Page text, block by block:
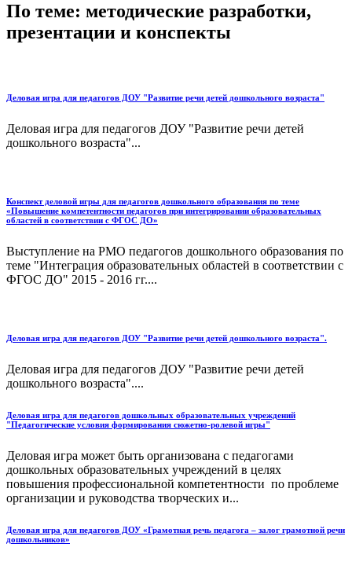
По теме: методические разработки,
презентации и конспекты
Деловая игра для педагогов ДОУ "Развитие речи детей дошкольного возраста"
Деловая игра для педагогов ДОУ "Развитие речи детей
дошкольного возраста"...
Конспект деловой игры для педагогов дошкольного образования по теме
«Повышение компетентности педагогов при интегрировании образовательных
областей в соответствии с ФГОС ДО»
Выступление на РМО педагогов дошкольного образования по
теме "Интеграция образовательных областей в соответствии с
ФГОС ДО" 2015 - 2016 гг....
Деловая игра для педагогов ДОУ "Развитие речи детей дошкольного возраста".
Деловая игра для педагогов ДОУ "Развитие речи детей
дошкольного возраста"....
Деловая игра для педагогов дошкольных образовательных учреждений
"Педагогические условия формирования сюжетно-ролевой игры"
Деловая игра может быть организована с педагогами
дошкольных образовательных учреждений в целях
повышения профессиональной компетентности по проблеме
организации и руководства творческих и...
Деловая игра для педагогов ДОУ «Грамотная речь педагога – залог грамотной речи
дошкольников»